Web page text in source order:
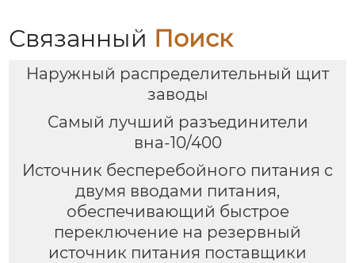
Связанный Поиск
Наружный распределительный щит
заводы
Самый лучший разъединители
вна-10/400
Источник бесперебойного питания с
двумя вводами питания,
обеспечивающий быстрое
переключение на резервный
источник питания поставщики